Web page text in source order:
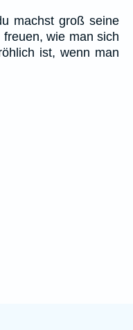
machst groß seine
wie man sich
ist, wenn man